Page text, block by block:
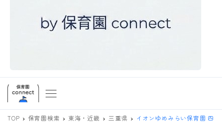
TOP 保育園検索 東海・近畿 三重県
イオンゆめみらい保育園 四